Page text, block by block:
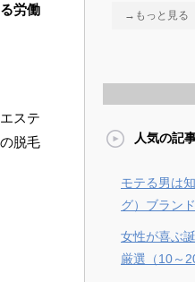
労働
ステ
脱毛
→もっと見る
人気の記
モテる男は
グ）ブラン
女性が喜ぶ
厳選（10～